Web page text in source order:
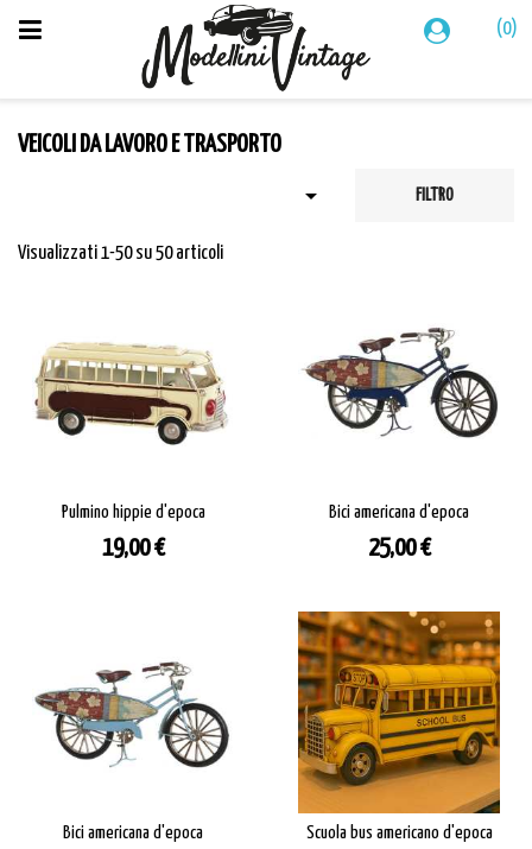
(0)
VEICOLI DA LAVORO E TRASPORTO
 FILTRO
Visualizzati 1-50 su 50 articoli
Pulmino hippie d'epoca
Prezzo
19,00 €
Bici americana d'epoca
Prezzo
25,00 €
Bici americana d'epoca Scuola bus americano d'epoca